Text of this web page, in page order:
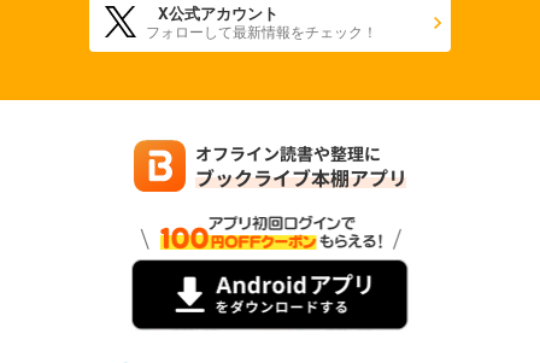
X公式アカウント
フォローして最新情報をチェック！